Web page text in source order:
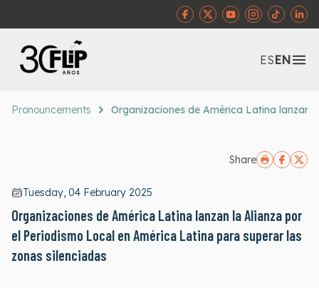
ESEN
Pronouncements Organizaciones de América Latina lanzan
Share
Tuesday, 04 February 2025
Organizaciones de América Latina lanzan la Alianza por
el Periodismo Local en América Latina para superar las
zonas silenciadas